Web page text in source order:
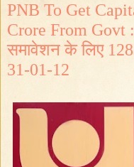
PNB To Get
Crore From Govt
समावेशन के लिए
31-01-12